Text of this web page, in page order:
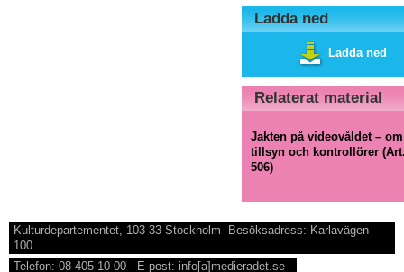
Ladda ned
Ladda ned
Relaterat material
Jakten på videovåldet – om
tillsyn och kontrollörer
506)
Kulturdepartementet, 103 33 Stockholm Besöksadress: Karlavägen
100
Telefon: 08-405 10 00 E-post: info[a]medieradet.se